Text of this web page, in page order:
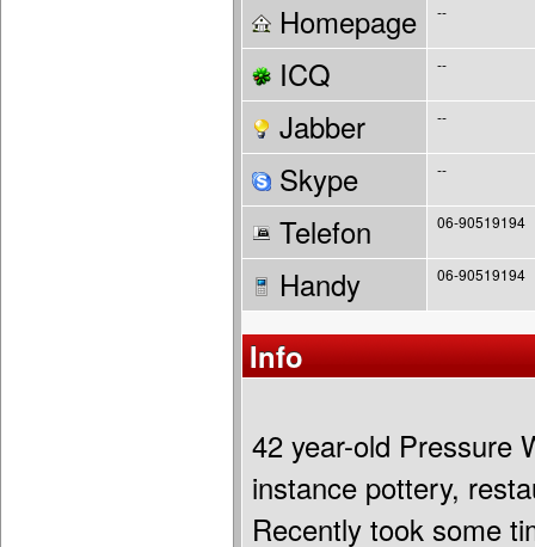
Homepage --
ICQ --
Jabber --
Skype --
Telefon 06-90519194
Handy 06-90519194
Info
42 year-old Pressure
instance pottery,
Recently took some